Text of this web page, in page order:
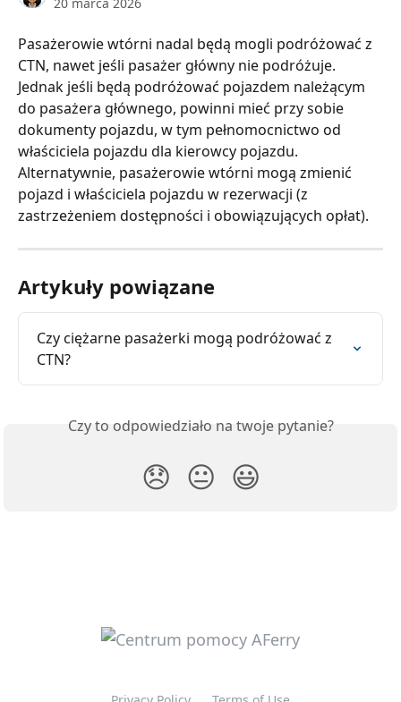
Pasażerowie wtórni nadal będą mogli podróżować z
CTN, nawet jeśli pasażer główny nie podróżuje.
Jednak jeśli będą podróżować pojazdem należącym
do pasażera głównego, powinni mieć przy sobie
dokumenty pojazdu, w tym pełnomocnictwo od
właściciela pojazdu dla kierowcy pojazdu.
Alternatywnie, pasażerowie wtórni mogą zmienić
pojazd i właściciela pojazdu w rezerwacji (z
zastrzeżeniem dostępności i obowiązujących opłat).
Artykuły powiązane
Czy ciężarne pasażerki mogą podróżować z
CTN?
Czy to odpowiedziało na twoje pytanie?
😞 😐 😃